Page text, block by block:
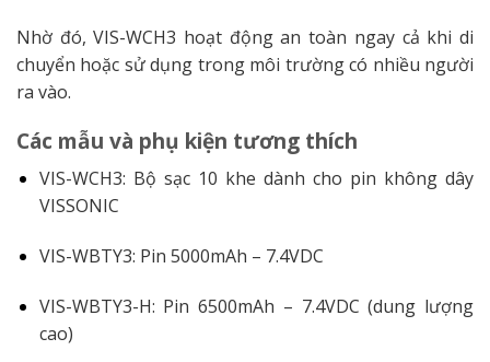
Nhờ đó, VIS-WCH3 hoạt động an toàn ngay cả khi di
chuyển hoặc sử dụng trong môi trường có nhiều người
ra vào.
Các mẫu và phụ kiện tương thích
VIS-WCH3: Bộ sạc 10 khe dành cho pin không dây
VISSONIC
VIS-WBTY3: Pin 5000mAh – 7.4VDC
VIS-WBTY3-H: Pin 6500mAh – 7.4VDC (dung lượng
cao)